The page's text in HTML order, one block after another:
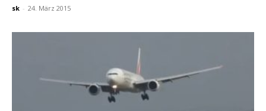
sk - 24. März 2015